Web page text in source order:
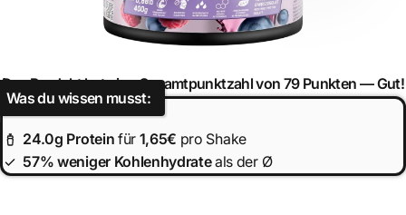
Das Produkt hat eine Gesamtpunktzahl von 79 Punkten —Gut!
Was du wissen musst:
24.0g Protein für 1,65€ pro Shake
57% weniger Kohlenhydrateals der Ø